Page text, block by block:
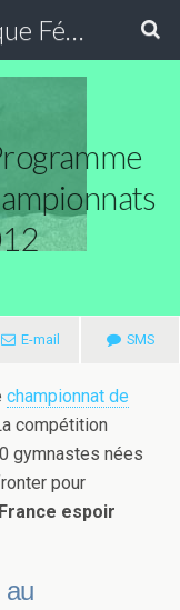
Gymnastique Artistique Féminine
E-mail SMS
championnat de
compétition
gymnastes nées
pour
espoir